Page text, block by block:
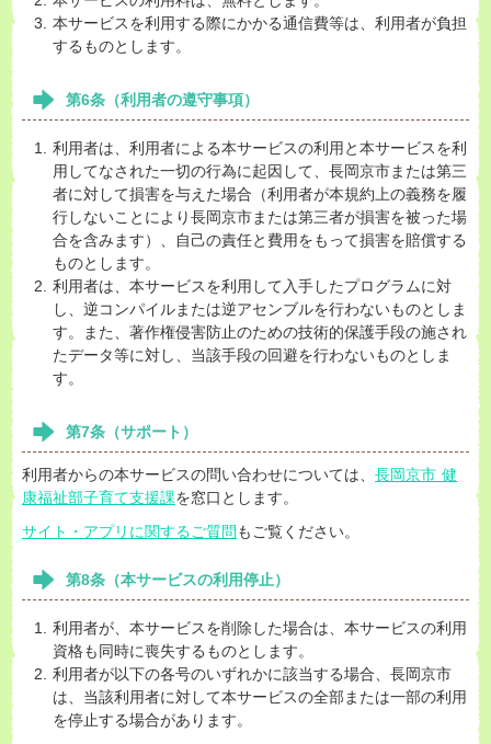
本サービスを利用する際にかかる通信費等は、利用者が負担
するものとします。
第6条（利用者の遵守事項）
利用者は、利用者による本サービスの利用と本サービスを利
用してなされた一切の行為に起因して、長岡京市または第三
者に対して損害を与えた場合（利用者が本規約上の義務を履
行しないことにより長岡京市または第三者が損害を被った場
合を含みます）、自己の責任と費用をもって損害を賠償する
ものとします。
利用者は、本サービスを利用して入手したプログラムに対
し、逆コンパイルまたは逆アセンブルを行わないものとしま
す。また、著作権侵害防止のための技術的保護手段の施され
たデータ等に対し、当該手段の回避を行わないものとしま
す。
第7条（サポート）
利用者からの本サービスの問い合わせについては、 長岡京市 健
康福祉部子育て支援課を窓口とします。
サイト・アプリに関するご質問 もご覧ください。
第8条（本サービスの利用停止）
利用者が、本サービスを削除した場合は、本サービスの利用
資格も同時に喪失するものとします。
利用者が以下の各号のいずれかに該当する場合、長岡京市
は、当該利用者に対して本サービスの全部または一部の利用
を停止する場合があります。